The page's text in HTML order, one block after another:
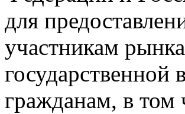
для
участникам
государственной
гражданам, в том